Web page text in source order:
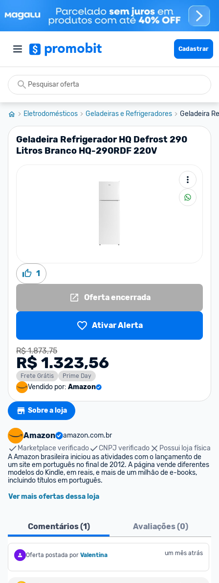
Cadastrar
Eletrodomésticos Geladeiras e Refrigeradores Geladeira
Geladeira Refrigerador HQ Defrost 290
Litros Branco HQ-290RDF 220V
1
Oferta encerrada
Ativar Alerta
R$ 1.873,75
R$ 1.323,56
Frete Grátis Prime Day
Vendido por: Amazon
Sobre a loja
Amazon
amazon.com.br
Marketplace verificado
CNPJ verificado
Possui loja física
A Amazon brasileira iniciou as atividades com o lançamento de
um site em português no final de 2012. A página vende diferentes
modelos do Kindle, em reais, e mais de um milhão de e-books,
incluindo títulos em português.
Ver mais ofertas dessa loja
Comentários (1) Avaliações (0)
Oferta postada por Valentina um mês atrás